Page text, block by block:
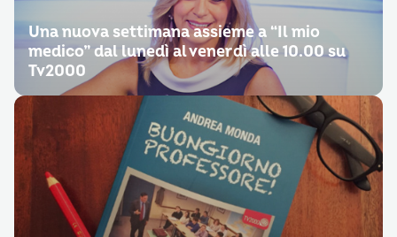
Una nuova settimana assieme a “Il mio
medico” dal lunedì al venerdì alle 10.00 su
Tv2000